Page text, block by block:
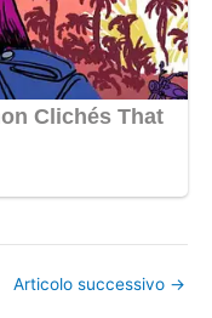
Articolo successivo →